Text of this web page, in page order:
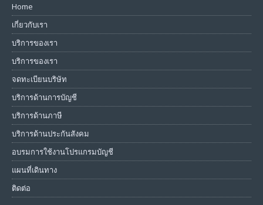
Home
เกี่ยวกับเรา
บริการของเรา
บริการของเรา
จดทะเบียนบริษัท
บริการด้านการบัญชี
บริการด้านภาษี
บริการด้านประกันสังคม
อบรมการใช้งานโปรแกรมบัญชี
แผนที่เดินทาง
ติดต่อ